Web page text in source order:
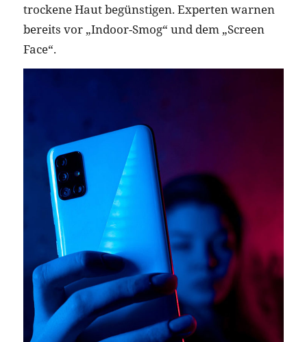
trockene Haut begünstigen. Experten warnen
bereits vor „Indoor-Smog“ und dem „Screen
Face“.